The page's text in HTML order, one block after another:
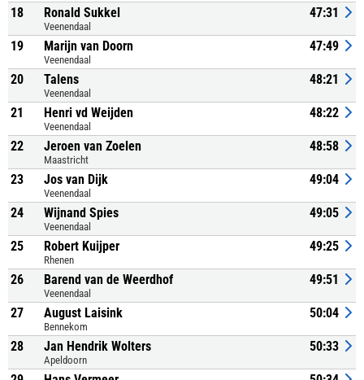
18 Ronald Sukkel
Veenendaal
47:31
19 Marijn van Doorn
Veenendaal
47:49
20 Talens
Veenendaal
48:21
21 Henri vd Weijden
Veenendaal
48:22
22 Jeroen van Zoelen
Maastricht
48:58
23 Jos van Dijk
Veenendaal
49:04
24 Wijnand Spies
Veenendaal
49:05
25 Robert Kuijper
Rhenen
49:25
26 Barend van de Weerdhof
Veenendaal
49:51
27 August Laisink
Bennekom
50:04
28 Jan Hendrik Wolters
Apeldoorn
50:33